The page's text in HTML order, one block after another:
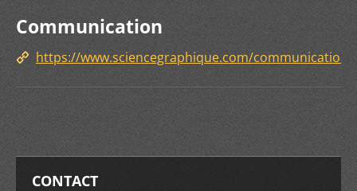
Communication
https://www.sciencegraphique.com/communication/
CONTACT